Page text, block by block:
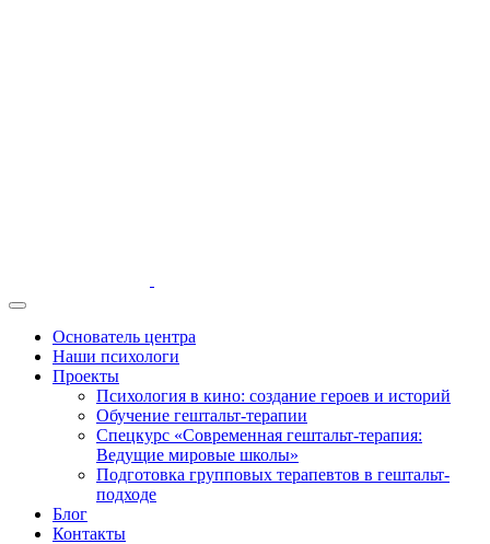
Основатель центра
Наши психологи
Проекты
Психология в кино: создание героев и историй
Обучение гештальт-терапии
Спецкурс «Современная гештальт-терапия:
Ведущие мировые школы»
Подготовка групповых терапевтов в гештальт-
подходе
Блог
Контакты